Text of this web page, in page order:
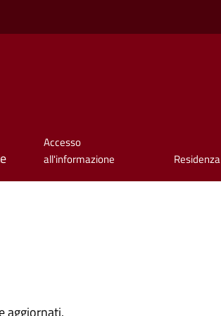
Accesso
all'informazione
Residenza
aggiornati.